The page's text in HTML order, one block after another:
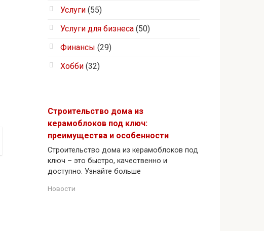
Услуги (55)
Услуги для бизнеса (50)
Финансы (29)
Хобби (32)
Строительство дома из
керамоблоков под ключ:
преимущества и особенности
Строительство дома из керамоблоков под
ключ – это быстро, качественно и
доступно. Узнайте больше
Новости